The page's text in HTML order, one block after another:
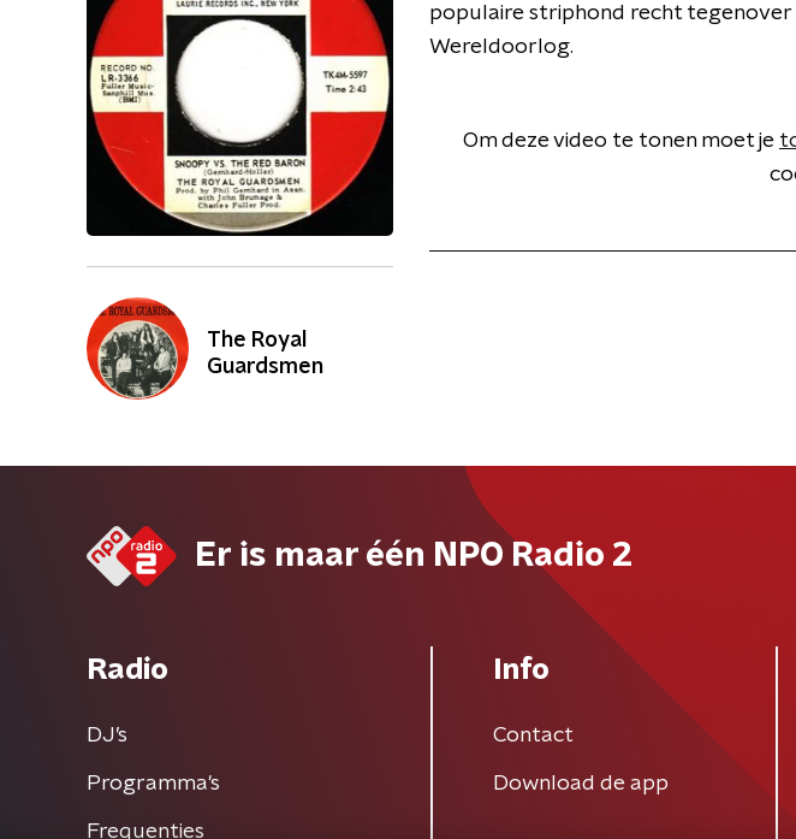
The Royal
Guardsmen
populaire striphond recht
Wereldoorlog.
Om deze video te tonen moet je
Er is maar één NPO Radio 2
Radio
DJ’s
Programma's
Frequenties
Info
Contact
Download de app